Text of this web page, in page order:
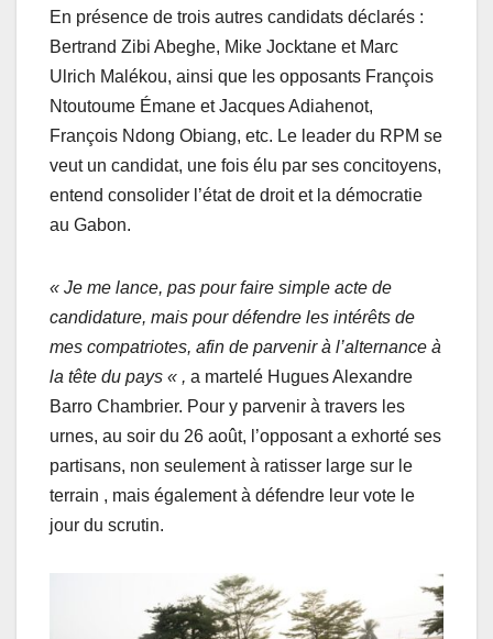
En présence de trois autres candidats déclarés :
Bertrand Zibi Abeghe, Mike Jocktane et Marc
Ulrich Malékou, ainsi que les opposants François
Ntoutoume Émane et Jacques Adiahenot,
François Ndong Obiang, etc. Le leader du RPM se
veut un candidat, une fois élu par ses concitoyens,
entend consolider l’état de droit et la démocratie
au Gabon.
« Je me lance, pas pour faire simple acte de
candidature, mais pour défendre les intérêts de
mes compatriotes, afin de parvenir à l’alternance à
la tête du pays « , a martelé Hugues Alexandre
Barro Chambrier. Pour y parvenir à travers les
urnes, au soir du 26 août, l’opposant a exhorté ses
partisans, non seulement à ratisser large sur le
terrain , mais également à défendre leur vote le
jour du scrutin.